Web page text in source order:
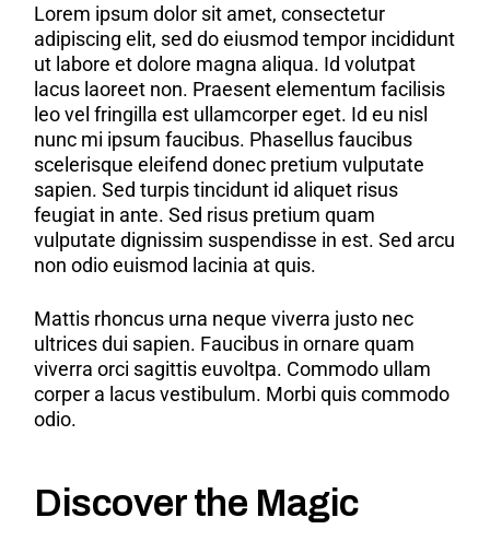
Lorem ipsum dolor sit amet, consectetur
adipiscing elit, sed do eiusmod tempor incididunt
ut labore et dolore magna aliqua. Id volutpat
lacus laoreet non. Praesent elementum facilisis
leo vel fringilla est ullamcorper eget. Id eu nisl
nunc mi ipsum faucibus. Phasellus faucibus
scelerisque eleifend donec pretium vulputate
sapien. Sed turpis tincidunt id aliquet risus
feugiat in ante. Sed risus pretium quam
vulputate dignissim suspendisse in est. Sed arcu
non odio euismod lacinia at quis.
Mattis rhoncus urna neque viverra justo nec
ultrices dui sapien. Faucibus in ornare quam
viverra orci sagittis euvoltpa. Commodo ullam
corper a lacus vestibulum. Morbi quis commodo
odio.
Discover the Magic